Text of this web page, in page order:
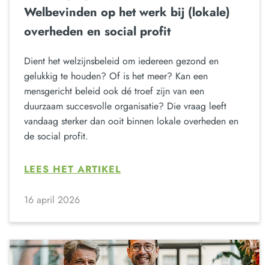
Welbevinden op het werk bij (lokale)
overheden en social profit
Dient het welzijnsbeleid om iedereen gezond en
gelukkig te houden? Of is het meer? Kan een
mensgericht beleid ook dé troef zijn van een
duurzaam succesvolle organisatie? Die vraag leeft
vandaag sterker dan ooit binnen lokale overheden en
de social profit.
LEES HET ARTIKEL
16 april 2026